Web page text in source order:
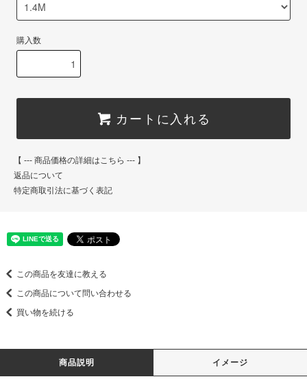
購入数
カートに入れる
【 --- 商品価格の詳細はこちら --- 】
返品について
特定商取引法に基づく表記
この商品を友達に教える
この商品について問い合わせる
買い物を続ける
商品説明 イメージ